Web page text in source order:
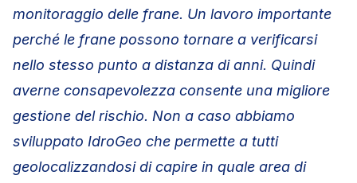
monitoraggio delle frane. Un lavoro importante
perché le frane possono tornare a verificarsi
nello stesso punto a distanza di anni. Quindi
averne consapevolezza consente una migliore
gestione del rischio. Non a caso abbiamo
sviluppato IdroGeo che permette a tutti
geolocalizzandosi di capire in quale area di